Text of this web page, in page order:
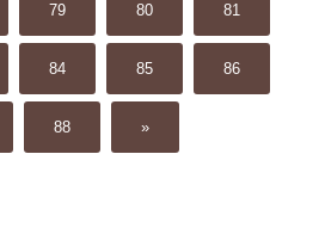
79 80 81
84 85 86
88 »